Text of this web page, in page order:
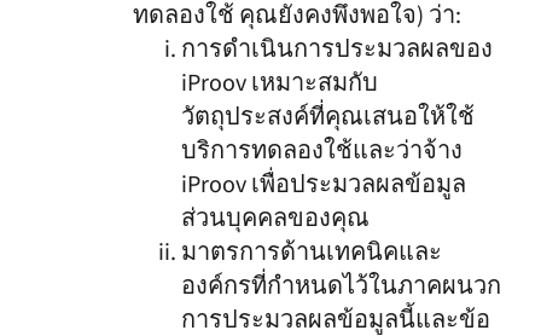
ทดลองใช้ คุณยังคงพึงพอใจ) ว่า:
การดำเนินการประมวลผลของ
iProov เหมาะสมกับ
วัตถุประสงค์ที่คุณเสนอให้ใช้
บริการทดลองใช้และว่าจ้าง
iProov เพื่อประมวลผลข้อมูล
ส่วนบุคคลของคุณ
มาตรการด้านเทคนิคและ
องค์กรที่กำหนดไว้ในภาคผนวก
การประมวลผลข้อมูลนี้และข้อ